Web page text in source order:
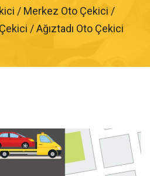
/ Merkez Oto Çekici /
/ Ağıztadı Oto Çekici